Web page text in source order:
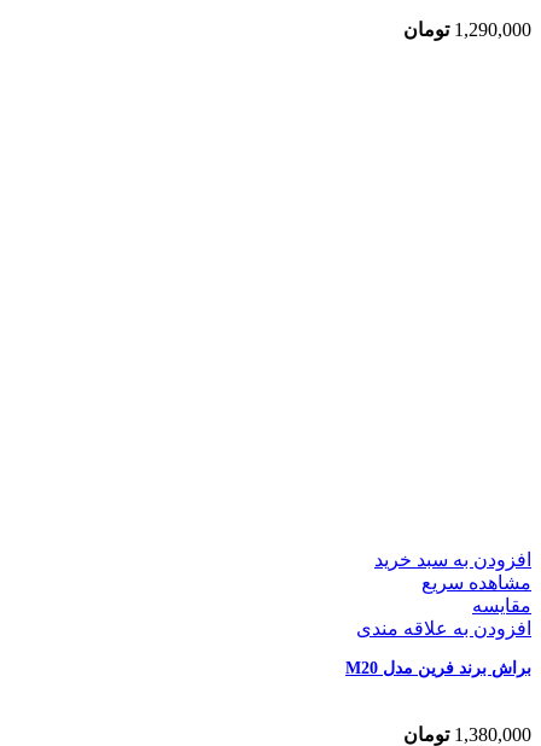
1,290,000 تومان
افزودن به سبد خرید
مشاهده سریع
مقایسه
افزودن به علاقه مندی
براش برند فرین مدل M20
1,380,000 تومان